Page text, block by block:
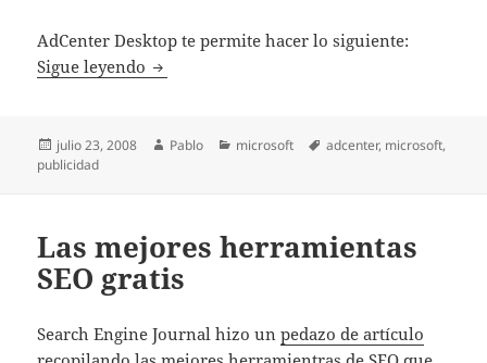
AdCenter Desktop te permite hacer lo siguiente:
Sigue leyendo Microsoft abre la beta pública para
Publicado
el
julio 23, 2008 Autor
Pablo Categorías
microsoft Etiquetas
adcenter, microsoft,
publicidad
Las mejores herramientas
SEO gratis
Search Engine Journal hizo unpedazo de artículo